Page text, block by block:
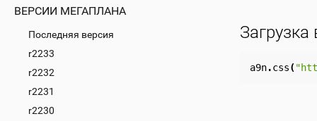
ВЕРСИИ МЕГАПЛАНА
Последняя версия
r2233
r2232
r2231
r2230
a9n.css(